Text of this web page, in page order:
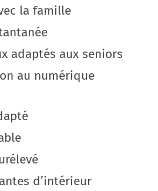
la famille
adaptés aux seniors
au numérique
d’intérieur